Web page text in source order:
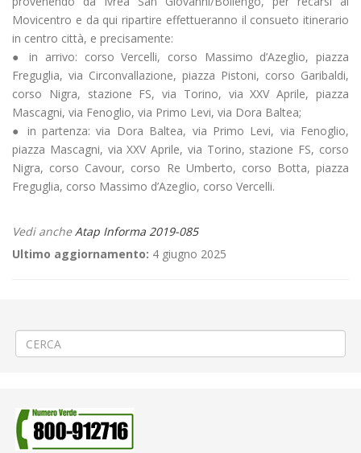
Movicentro e da qui ripartire effettueranno il consueto itinerario
in centro città, e precisamente:
● in arrivo: corso Vercelli, corso Massimo d’Azeglio, piazza
Freguglia, via Circonvallazione, piazza Pistoni, corso Garibaldi,
corso Nigra, stazione FS, via Torino, via XXV Aprile, piazza
Mascagni, via Fenoglio, via Primo Levi, via Dora Baltea;
● in partenza: via Dora Baltea, via Primo Levi, via Fenoglio,
piazza Mascagni, via XXV Aprile, via Torino, stazione FS, corso
Nigra, corso Cavour, corso Re Umberto, corso Botta, piazza
Freguglia, corso Massimo d’Azeglio, corso Vercelli.
Vedi ancheAtap Informa 2019-085
Ultimo aggiornamento: 4 giugno 2025